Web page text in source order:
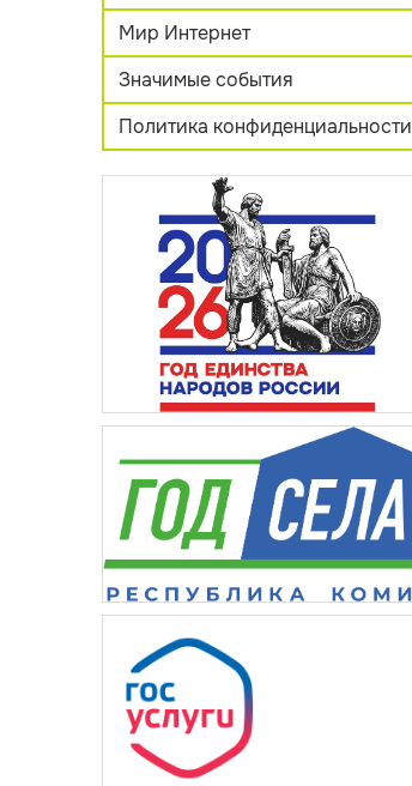
Мир Интернет
Значимые события
Политика конфиденциальности